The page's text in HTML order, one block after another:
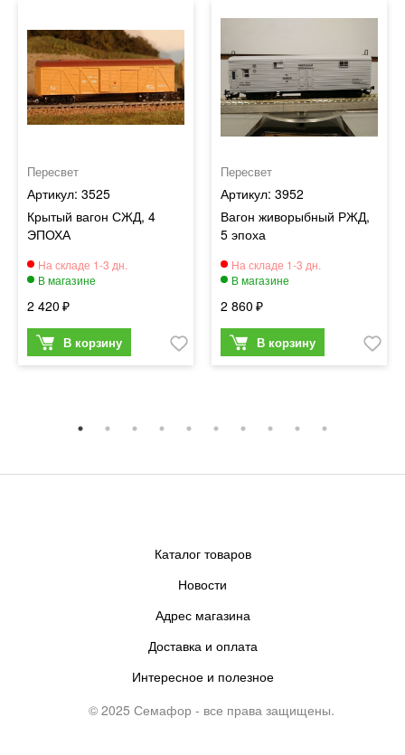
Пересвет
3525
Крытый вагон СЖД, 4
ЭПОХА
2 420
Пересвет
3952
Вагон живорыбный РЖД,
5 эпоха
2 860
Каталог товаров
Новости
Адрес магазина
Доставка и оплата
Интересное и полезное
© 2025 Семафор - все права защищены.